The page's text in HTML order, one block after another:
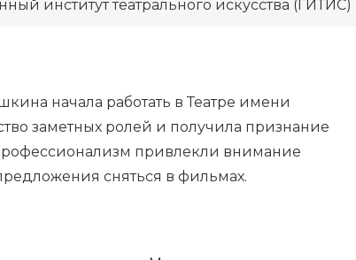
институт театрального искусства (ГИТИС)
начала работать в Театре имени
заметных ролей и получила признание
привлекли внимание
сняться в фильмах.